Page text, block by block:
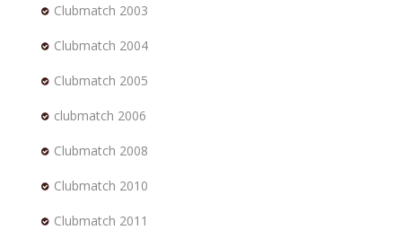
Clubmatch 2003
Clubmatch 2004
Clubmatch 2005
clubmatch 2006
Clubmatch 2008
Clubmatch 2010
Clubmatch 2011